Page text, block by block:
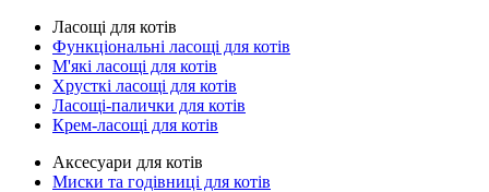
Ласощі для котів
Функціональні ласощі для котів
М'які ласощі для котів
Хрусткі ласощі для котів
Ласощі-палички для котів
Крем-ласощі для котів
Аксесуари для котів
Миски та годівниці для котів